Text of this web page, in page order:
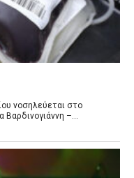
νοσηλεύεται στο
–...